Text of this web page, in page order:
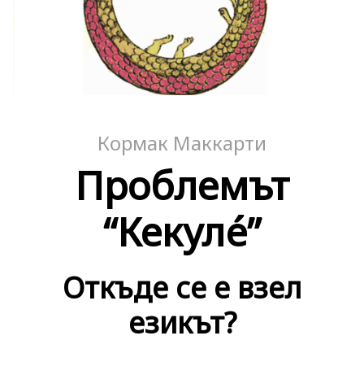
Кормак Маккарти
Проблемът
“Кекулé”
Откъде се e взел
езикът?